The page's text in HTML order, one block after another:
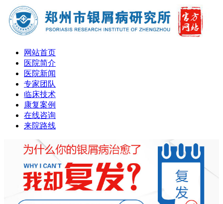
网站首页
医院简介
医院新闻
专家团队
临床技术
康复案例
在线咨询
来院路线